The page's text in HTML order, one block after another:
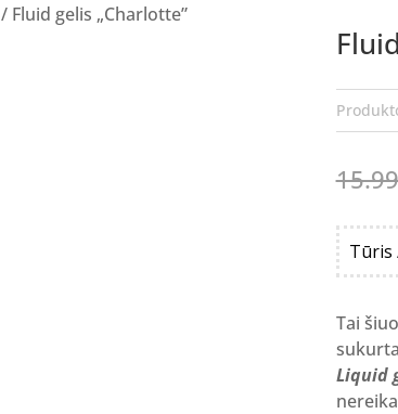
/ Fluid gelis „Charlotte”
Tūris
Tai
Liquid